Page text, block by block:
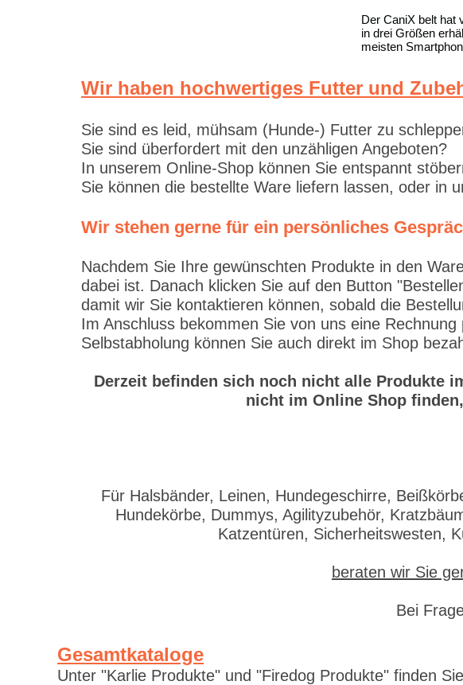
Der CaniX belt hat
in drei Größen
meisten
Wir haben hochwertiges Futter und
Sie sind es leid, mühsam (Hunde-) Futter zu
Sie sind überfordert mit den unzähligen Angeboten?
In unserem Online-Shop können Sie entspannt
Sie können die bestellte Ware liefern lassen, oder in
Wir stehen gerne für ein persönliches
Nachdem Sie Ihre gewünschten Produkte in den
dabei ist. Danach klicken Sie auf den Button
damit wir Sie kontaktieren können, sobald die
Im Anschluss bekommen Sie von uns eine
Selbstabholung können Sie auch direkt im Shop
Derzeit befinden sich noch nicht alle Produkte
nicht im Online Shop
Für Halsbänder, Leinen, Hundegeschirre,
Hundekörbe, Dummys, Agilityzubehör,
Katzentüren, Sicherheitswesten,
beraten wir Sie
Bei
Gesamtkataloge
Unter "Karlie Produkte" und "Firedog Produkte" finden